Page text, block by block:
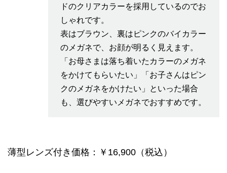
ドのクリアカラーを採用しているのでお
しゃれです。
表はブラウン、裏はピンクのバイカラー
のメガネで、お顔が明るく見えます。
「お母さまは落ち着いたカラーのメガネ
をかけてもらいたい」「お子さんはピン
クのメガネをかけたい」といった場合
も、選びやすいメガネでおすすめです。
薄型レンズ付き価格：￥16,900（税込）